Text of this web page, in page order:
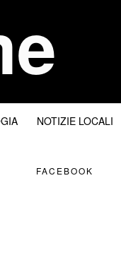
NOTIZIE LOCALI
FACEBOOK